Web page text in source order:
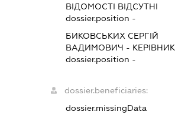
ВІДОМОСТІ ВІДСУТНІ
dossier.position -
БИКОВСЬКИХ СЕРГІЙ
ВАДИМОВИЧ - КЕРІВНИК
dossier.position -
dossier.beneficiaries:
dossier.missingData